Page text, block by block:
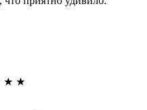
★ ★